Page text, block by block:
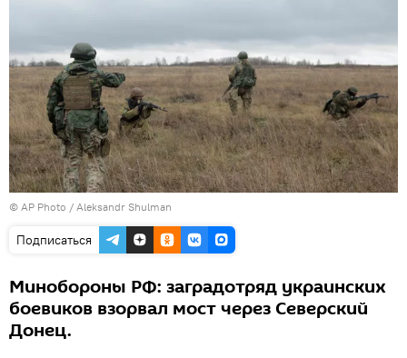
© AP Photo / Aleksandr Shulman
Подписаться
Минобороны РФ: заградотряд украинских
боевиков взорвал мост через Северский
Донец.